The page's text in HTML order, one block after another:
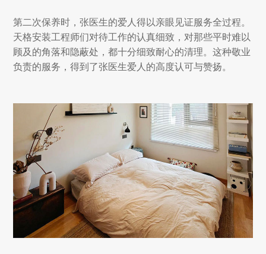
第二次保养时，张医生的爱人得以亲眼见证服务全过程。
天格安装工程师们对待工作的认真细致，对那些平时难以
顾及的角落和隐蔽处，都十分细致耐心的清理。这种敬业
负责的服务，得到了张医生爱人的高度认可与赞扬。